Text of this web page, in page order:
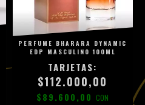
PERFUME BHARARA DYNAMIC
EDP MASCULINO 100ML
$112.000,00
$89.600,00 CON